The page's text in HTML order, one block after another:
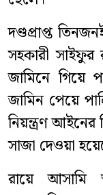
দণ্ডপ্রাপ্ত
সহকারী
জামিনে গিয়ে
জামিন পেয়ে
নিয়ন্ত্রণ আইনের
সাজা দেওয়া
রায়ে আসামি